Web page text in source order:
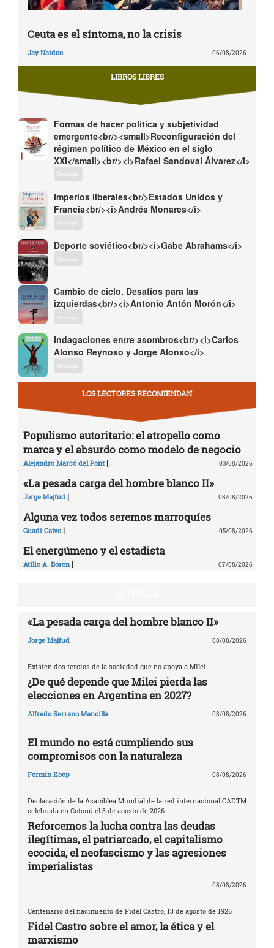
Ceuta es el síntoma, no la crisis
Jay Naidoo 06/08/2026
LIBROS LIBRES
Formas de hacer política y subjetividad
emergente<br/><small>Reconfiguración del
régimen político de México en el siglo
XXI</small><br/><i>Rafael Sandoval Álvarez</i>
Descargar
Imperios liberales<br/>Estados Unidos y
Francia<br/><i>Andrés Monares</i>
Descargar
Deporte soviético<br/><i>Gabe Abrahams</i>
Descargar
Cambio de ciclo. Desafíos para las
izquierdas<br/><i>Antonio Antón Morón</i>
Descargar
Indagaciones entre asombros<br/><i>Carlos
Alonso Reynoso y Jorge Alonso</i>
Descargar
LOS LECTORES RECOMIENDAN
Populismo autoritario: el atropello como
marca y el absurdo como modelo de negocio
Alejandro Marcó del Pont | 03/08/2026
«La pesada carga del hombre blanco II»
Jorge Majfud | 08/08/2026
Alguna vez todos seremos marroquíes
Guadi Calvo | 05/08/2026
El energúmeno y el estadista
Atilio A. Boron | 07/08/2026
«La pesada carga del hombre blanco II»
Jorge Majfud 08/08/2026
Existen dos tercios de la sociedad que no apoya a Milei
¿De qué depende que Milei pierda las
elecciones en Argentina en 2027?
Alfredo Serrano Mancilla 08/08/2026
El mundo no está cumpliendo sus
compromisos con la naturaleza
Fermín Koop 08/08/2026
Declaración de la Asamblea Mundial de la red internacional CADTM
celebrada en Cotonú el 3 de agosto de 2026
Reforcemos la lucha contra las deudas
ilegítimas, el patriarcado, el capitalismo
ecocida, el neofascismo y las agresiones
imperialistas
08/08/2026
Centenario del nacimiento de Fidel Castro, 13 de agosto de 1926
Fidel Castro sobre el amor, la ética y el
marxismo